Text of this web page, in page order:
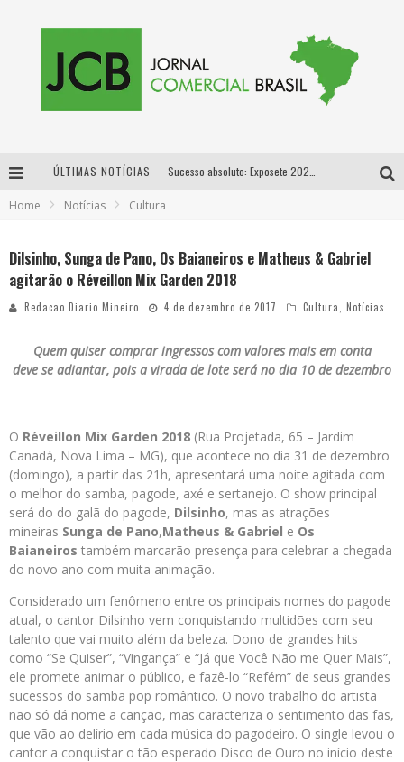
ÚLTIMAS NOTÍCIAS
Home Notícias Cultura
Dilsinho, Sunga de Pano, Os Baianeiros e Matheus & Gabriel
agitarão o Réveillon Mix Garden 2018
Redacao Diario Mineiro 4 de dezembro de 2017 Cultura Notícias
Quem quiser comprar ingressos com valores mais em conta
deve se adiantar, pois a virada de lote será no dia 10 de dezembro
O Réveillon Mix Garden 2018 (Rua Projetada, 65 – Jardim
Canadá, Nova Lima – MG), que acontece no dia 31 de dezembro
(domingo), a partir das 21h, apresentará uma noite agitada com
o melhor do samba, pagode, axé e sertanejo. O show principal
será do do galã do pagode, Dilsinho, mas as atrações
mineiras Sunga de Pano,Matheus & Gabriel e Os
Baianeiros também marcarão presença para celebrar a chegada
do novo ano com muita animação.
Considerado um fenômeno entre os principais nomes do pagode
atual, o cantor Dilsinho vem conquistando multidões com seu
talento que vai muito além da beleza. Dono de grandes hits
como “Se Quiser”, “Vingança” e “Já que Você Não me Quer Mais”,
ele promete animar o público, e fazê-lo “Refém” de seus grandes
sucessos do samba pop romântico. O novo trabalho do artista
não só dá nome a canção, mas caracteriza o sentimento das fãs,
que vão ao delírio em cada música do pagodeiro. O single levou o
cantor a conquistar o tão esperado Disco de Ouro no início deste